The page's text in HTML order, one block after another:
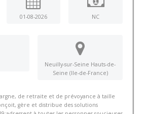
01-08-2026 NC
Neuilly-sur-Seine Hauts-de-
Seine (Ile-de-France)
de retraite et de prévoyance à taille
gère et distribue des solutions